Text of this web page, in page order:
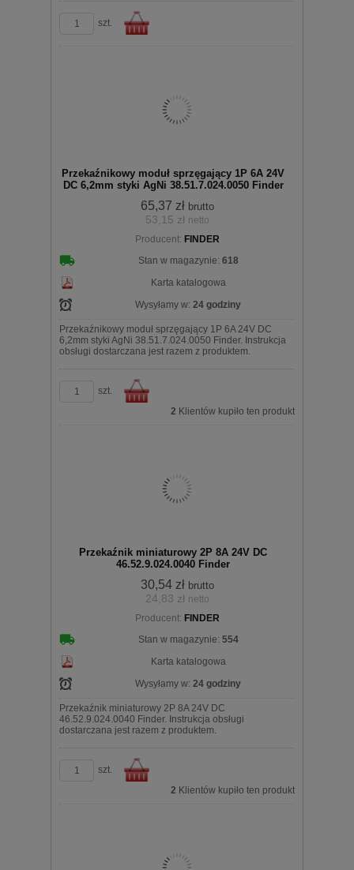
szt.
Przekaźnikowy moduł sprzęgający 1P 6A 24V
DC 6,2mm styki AgNi 38.51.7.024.0050 Finder
65,37 zł brutto
53,15 zł netto
Producent: FINDER
Stan w magazynie: 618
Karta katalogowa
Wysyłamy w: 24 godziny
Przekaźnikowy moduł sprzęgający 1P 6A 24V DC
6,2mm styki AgNi 38.51.7.024.0050 Finder. Instrukcja
obsługi dostarczana jest razem z produktem.
szt.
koszyka
2 Klientów kupiło ten produkt
Przekaźnik miniaturowy 2P 8A 24V DC
46.52.9.024.0040 Finder
30,54 zł brutto
24,83 zł netto
Producent: FINDER
Stan w magazynie: 554
Karta katalogowa
Wysyłamy w: 24 godziny
Przekaźnik miniaturowy 2P 8A 24V DC
46.52.9.024.0040 Finder. Instrukcja obsługi
dostarczana jest razem z produktem.
szt.
2 Klientów kupiło ten produkt